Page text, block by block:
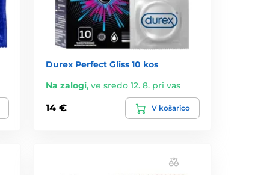
Durex Perfect Gliss 10 kos
Na zalogi,ve sredo 12. 8. pri vas
14 € V košarico